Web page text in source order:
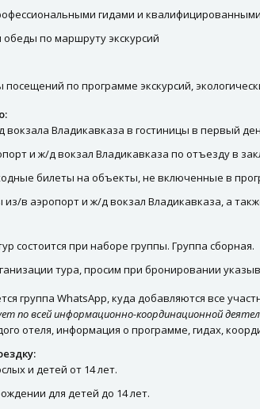
гидами и
по маршруту экскурсий
по программе экскурсий,
вокзала Владикавказа в гостиницы в первый
и ж/д вокзал Владикавказа по отъезду в
билеты на объекты, не включенные в
в аэропорт и ж/д вокзал Владикавказа, а
состоится при наборе группы. Группа сборная.
тура, просим при бронировании
группа WhatsApp, куда добавляются все
по всей информационно-координационной
отеля, информация о программе, гидах,
и детей от 14 лет.
для детей до 14 лет.